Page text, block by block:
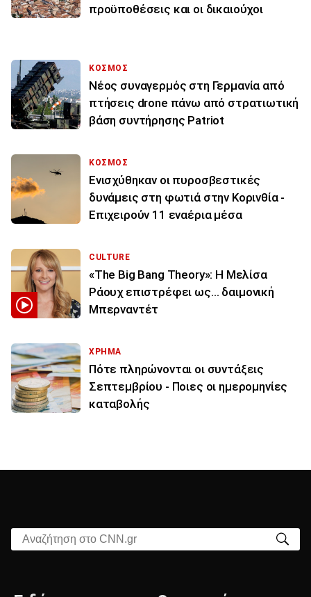
προϋποθέσεις και οι δικαιούχοι
ΚΟΣΜΟΣ
Νέος συναγερμός στη Γερμανία από
πτήσεις drone πάνω από στρατιωτική
βάση συντήρησης Patriot
ΚΟΣΜΟΣ
Ενισχύθηκαν οι πυροσβεστικές
δυνάμεις στη φωτιά στην Κορινθία -
Επιχειρούν 11 εναέρια μέσα
CULTURE
«The Big Bang Theory»: Η Μελίσα
Ράουχ επιστρέφει ως… δαιμονική
Μπερναντέτ
ΧΡΗΜΑ
Πότε πληρώνονται οι συντάξεις
Σεπτεμβρίου - Ποιες οι ημερομηνίες
καταβολής
Αναζήτηση στο CNN.gr